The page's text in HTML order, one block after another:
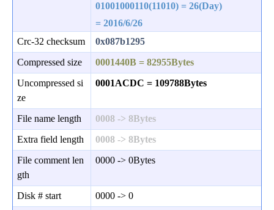
01001000110(11010) = 26(Day)
= 2016/6/26
Crc-32 checksum
0x087b1295
Compressed size
0001440B = 82955Bytes
Uncompressed si
ze
0001ACDC = 109788Bytes
File name length
0008 -> 8Bytes
Extra field length
0008 -> 8Bytes
File comment len
gth
0000 -> 0Bytes
Disk # start
0000 -> 0